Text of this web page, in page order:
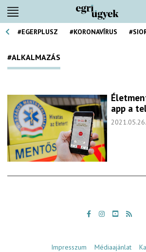
#EGERPLUSZ #KORONAVÍRUS
#ALKALMAZÁS
app a
Impresszum Médiaajánlat